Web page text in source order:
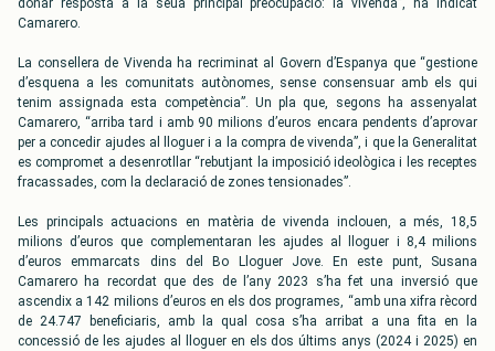
Camarero.
La consellera de Vivenda ha recriminat al Govern d’Espanya que “gestione
d’esquena a les comunitats autònomes, sense consensuar amb els qui
tenim assignada esta competència”. Un pla que, segons ha assenyalat
Camarero, “arriba tard i amb 90 milions d’euros encara pendents d’aprovar
per a concedir ajudes al lloguer i a la compra de vivenda”, i que la Generalitat
es compromet a desenrotllar “rebutjant la imposició ideològica i les receptes
fracassades, com la declaració de zones tensionades”.
Les principals actuacions en matèria de vivenda inclouen, a més, 18,5
milions d’euros que complementaran les ajudes al lloguer i 8,4 milions
d’euros emmarcats dins del Bo Lloguer Jove. En este punt, Susana
Camarero ha recordat que des de l’any 2023 s’ha fet una inversió que
ascendix a 142 milions d’euros en els dos programes, “amb una xifra rècord
de 24.747 beneficiaris, amb la qual cosa s’ha arribat a una fita en la
concessió de les ajudes al lloguer en els dos últims anys (2024 i 2025) en